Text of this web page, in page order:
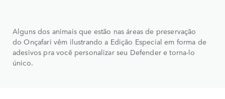
Alguns dos animais que estão nas áreas de preservação
do Onçafari vêm ilustrando a Edição Especial em forma de
adesivos pra você personalizar seu Defender e torna-lo
único.